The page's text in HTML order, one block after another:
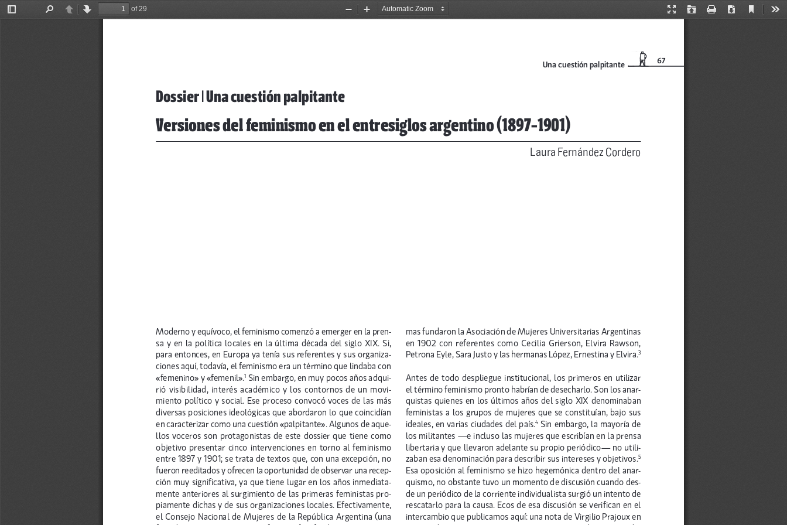
Toggle
PreviousNext
of 29
Presentation
Open Print Download
Current
Zoom
Zoom
Una cuestión palpitante 67
Versiones del feminismo en el entresiglos argentino (1897-1901)
Laura Fernández Cordero
Dossier | Una cuestión palpitante
Moderno y equívoco, el feminismo comenzó a emerger en la pren-
sa y en la política locales en la última década del siglo XIX. Si,
para entonces, en Europa ya tenía sus referentes y sus organiza-
ciones aquí, todavía, el feminismo era un término que lindaba con
«femenino» y «femenil».1 Sin embargo, en muy pocos años adqui-
rió visibilidad, interés académico y los contornos de un movi-
miento político y social. Ese proceso convocó voces de las más
diversas posiciones ideológicas que abordaron lo que coincidían
en caracterizar como una cuestión «palpitante». Algunos de aque-
llos voceros son protagonistas de este dossier que tiene como
objetivo presentar cinco intervenciones en torno al feminismo
entre 1897 y 1901; se trata de textos que, con una excepción, no
fueron reeditados y ofrecen la oportunidad de observar una recep-
ción muy significativa, ya que tiene lugar en los años inmediata-
mente anteriores al surgimiento de las primeras feministas pro-
piamente dichas y de sus organizaciones locales. Efectivamente,
el Consejo Nacional de Mujeres de la República Argentina (una
mas fundaron la Asociación de Mujeres Universitarias Argentinas
en 1902 con referentes como Cecilia Grierson, Elvira Rawson,
Petrona Eyle, Sara Justo y las hermanas López, Ernestina y Elvira. 3
Antes de todo despliegue institucional, los primeros en utilizar
el término feminismo pronto habrían de desecharlo. Son los anar-
quistas quienes en los últimos años del siglo XIX denominaban
feministas a los grupos de mujeres que se constituían, bajo sus
ideales, en varias ciudades del país.4 Sin embargo, la mayoría de
los militantes —e incluso las mujeres que escribían en la prensa
libertaria y que llevaron adelante su propio periódico— no utili-
zaban esa denominación para describir sus intereses y objetivos.5
Esa oposición al feminismo se hizo hegemónica dentro del anar-
quismo, no obstante tuvo un momento de discusión cuando des-
de un periódico de la corriente individualista surgió un intento de
rescatarlo para la causa. Ecos de esa discusión se verifican en el
intercambio que publicamos aquí: una nota de Virgilio Prajoux en